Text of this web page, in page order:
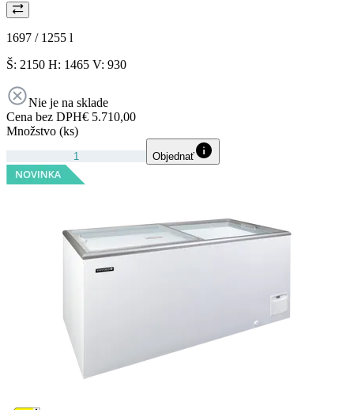
1697 / 1255 l
Š: 2150 H: 1465 V: 930
Nie je na sklade
Cena bez DPH€ 5.710,00
Množstvo (ks)
Objednať